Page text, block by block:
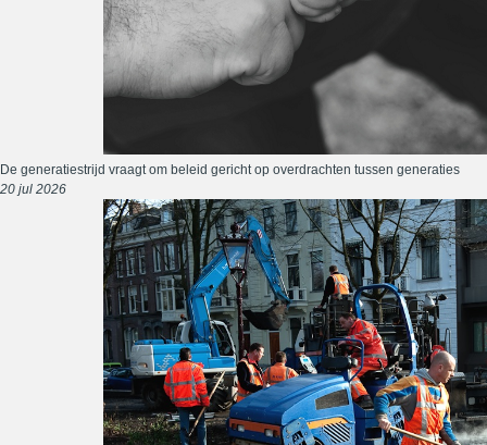
De generatiestrijd vraagt om beleid gericht op overdrachten tussen generaties
20 jul 2026